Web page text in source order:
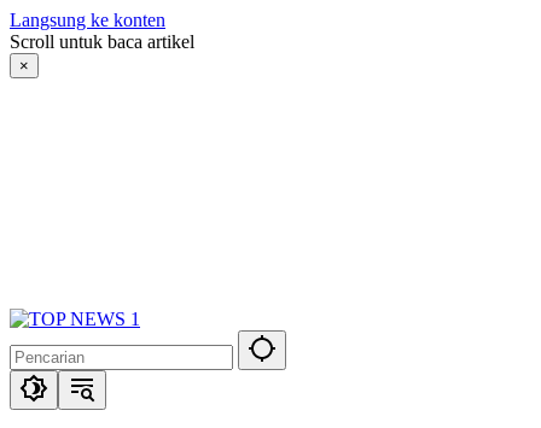
Langsung ke konten
Scroll untuk baca artikel
×